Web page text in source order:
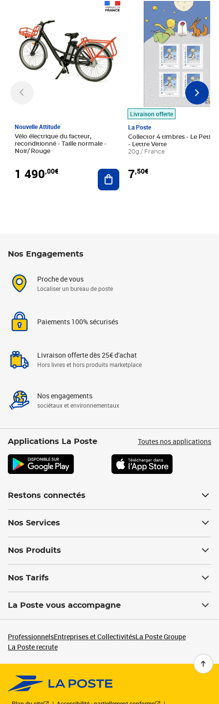
Nouvelle Attitude
Vélo électrique du facteur,
reconditionné - Taille normale -
Noir/ Rouge
1 490,00€ Ajouter au panier
Livraison offerte
La Poste
Collector 4 timbres - Le Petit
- Lettre Verte
20g / France
7,50€
Prix 7,50€
Nos Engagements
Proche de vous
Localiser un bureau de poste
Paiements 100% sécurisés
Livraison offerte dès 25€ d'achat
Hors livres et hors produits marketplace
Nos engagements
sociétaux et environnementaux
Applications La Poste Toutes nos applications
Restons connectés
Nos Services
Nos Produits
Nos Tarifs
La Poste vous accompagne
ProfessionnelsEntreprises et CollectivitésLa Poste Groupe
La Poste recrute